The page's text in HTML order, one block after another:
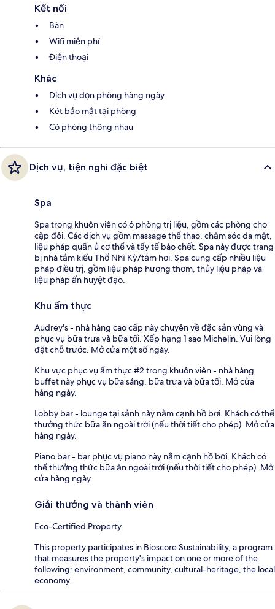
Kết nối
Bàn
Wifi miễn phí
Điện thoại
Khác
Dịch vụ dọn phòng hàng ngày
Két bảo mật tại phòng
Có phòng thông nhau
Dịch vụ, tiện nghi đặc biệt
Spa
Spa trong khuôn viên có 6 phòng trị liệu, gồm các phòng cho
cặp đôi. Các dịch vụ gồm massage thể thao, chăm sóc da mặt,
liệu pháp quấn ủ cơ thể và tẩy tế bào chết. Spa này được trang
bị nhà tắm kiểu Thổ Nhĩ Kỳ/tắm hơi. Spa cung cấp nhiều liệu
pháp điều trị, gồm liệu pháp hương thơm, thủy liệu pháp và
liệu pháp ấn huyệt đạo.
Khu ẩm thực
Audrey's - nhà hàng cao cấp này chuyên về đặc sản vùng và
phục vụ bữa trưa và bữa tối. Xếp hạng 1 sao Michelin. Vui lòng
đặt chỗ trước. Mở cửa một số ngày.
Khu vực phục vụ ẩm thực #2 trong khuôn viên - nhà hàng
buffet này phục vụ bữa sáng, bữa trưa và bữa tối. Mở cửa
hàng ngày.
Lobby bar - lounge tại sảnh này nằm cạnh hồ bơi. Khách có thể
thưởng thức bữa ăn ngoài trời (nếu thời tiết cho phép). Mở cửa
hàng ngày.
Piano bar - bar phục vụ piano này nằm cạnh hồ bơi. Khách có
thể thưởng thức bữa ăn ngoài trời (nếu thời tiết cho phép). Mở
cửa hàng ngày.
Giải thưởng và thành viên
Eco-Certified Property
This property participates in Bioscore Sustainability, a program
that measures the property's impact on one or more of the
following: environment, community, cultural-heritage, the local
economy.